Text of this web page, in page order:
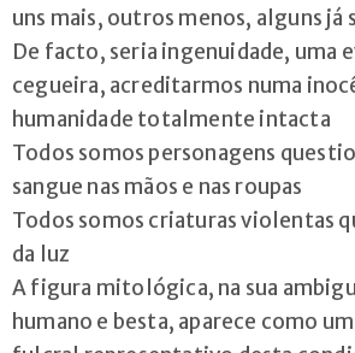
uns mais, outros menos, alguns já
De facto, seria ingenuidade, uma
cegueira, acreditarmos numa
humanidade totalmente intacta
Todos somos personagens
sangue nas mãos e nas roupas
Todos somos criaturas violentas
da luz
A figura mitológica, na sua
humano e besta, aparece como